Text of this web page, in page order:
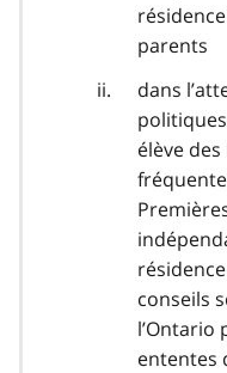
parents
dans
élève
conseils
l’Ontario
ententes